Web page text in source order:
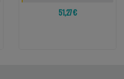
51,27 €